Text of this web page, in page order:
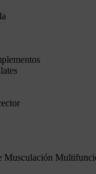
Musculación